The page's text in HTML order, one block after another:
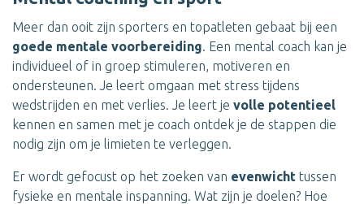
Meer dan ooit zijn sporters en topatleten gebaat bij een
goede mentale voorbereiding . Een mental coach kan je
individueel of in groep stimuleren, motiveren en
ondersteunen. Je leert omgaan met stress tijdens
wedstrijden en met verlies. Je leert je volle potentieel
kennen en samen met je coach ontdek je de stappen die
nodig zijn om je limieten te verleggen.
Er wordt gefocust op het zoeken van evenwicht tussen
fysieke en mentale inspanning. Wat zijn je doelen? Hoe